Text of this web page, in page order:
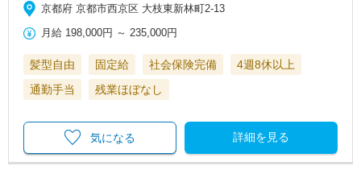
京都府 京都市西京区 大枝東新林町2-13
月給 198,000円 ～ 235,000円
髪型自由 固定給 社会保険完備
4週8休以上
通勤手当
残業ほぼなし
詳細を見る
気になる